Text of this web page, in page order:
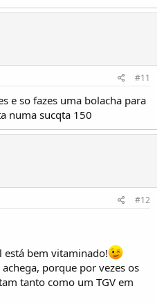
#11
e so fazes uma bolacha para
numa sucqta 150
#12
está bem vitaminado!
porque por vezes os
tanto como um TGV em